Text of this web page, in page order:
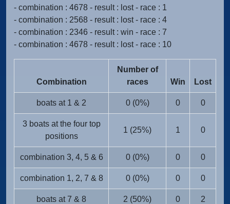
- combination : 4678 - result : lost - race : 1
- combination : 2568 - result : lost - race : 4
- combination : 2346 - result : win - race : 7
- combination : 4678 - result : lost - race : 10
Combination
Number of
races
Win Lost
boats at 1 & 2 0 (0%) 0 0
3 boats at the four top
positions
1 (25%) 1 0
combination 3, 4, 5 & 6 0 (0%) 0 0
combination 1, 2, 7 & 8 0 (0%) 0 0
boats at 7 & 8 2 (50%) 0 2